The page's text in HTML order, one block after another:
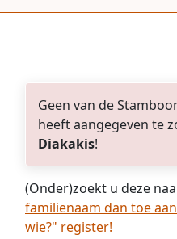
Geen van de
heeft aangegeven te
Diakakis!
(Onder)zoekt u deze
familienaam dan toe
wie?" register!